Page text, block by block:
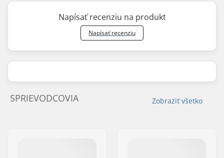
Napísať recenziu na produkt
Napísať recenziu
Zobraziť všetko
SPRIEVODCOVIA